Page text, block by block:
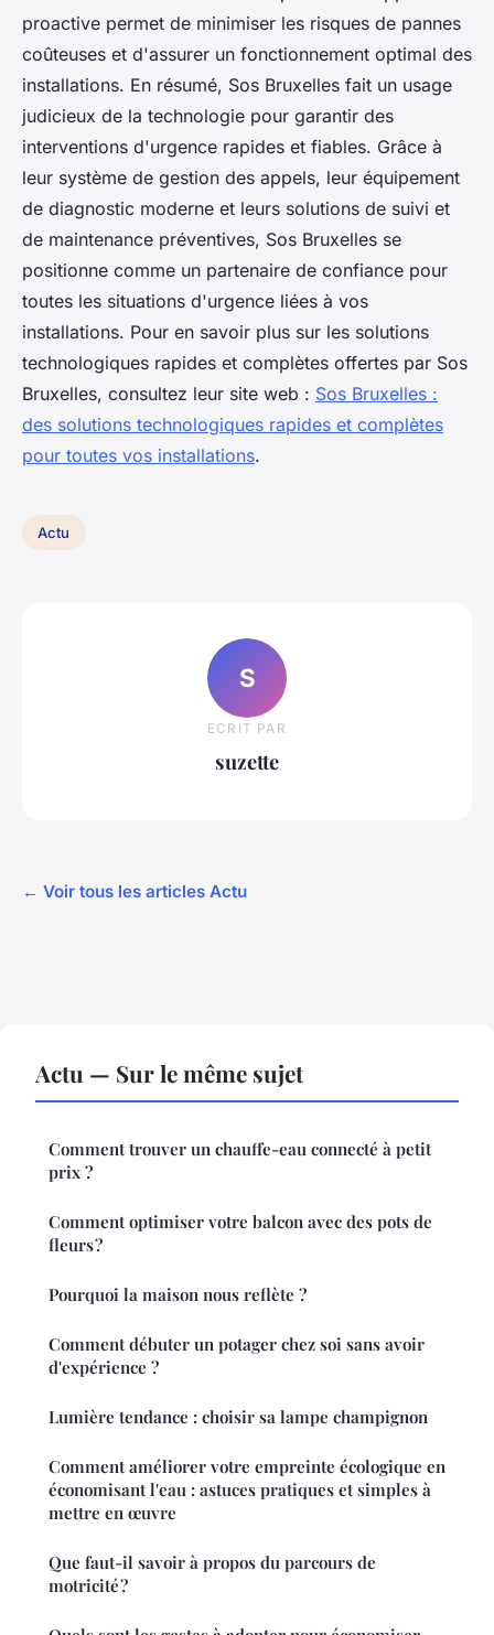
proactive permet de minimiser les risques de pannes
coûteuses et d'assurer un fonctionnement optimal des
installations. En résumé, Sos Bruxelles fait un usage
judicieux de la technologie pour garantir des
interventions d'urgence rapides et fiables. Grâce à
leur système de gestion des appels, leur équipement
de diagnostic moderne et leurs solutions de suivi et
de maintenance préventives, Sos Bruxelles se
positionne comme un partenaire de confiance pour
toutes les situations d'urgence liées à vos
installations. Pour en savoir plus sur les solutions
technologiques rapides et complètes offertes par Sos
Bruxelles, consultez leur site web : Sos Bruxelles :
des solutions technologiques rapides et complètes
pour toutes vos installations.
Actu
S
ECRIT PAR
suzette
← Voir tous les articles Actu
Actu — Sur le même sujet
Comment trouver un chauffe-eau connecté à petit
prix ?
Comment optimiser votre balcon avec des pots de
fleurs ?
Pourquoi la maison nous reflète ?
Comment débuter un potager chez soi sans avoir
d'expérience ?
Lumière tendance : choisir sa lampe champignon
Comment améliorer votre empreinte écologique en
économisant l'eau : astuces pratiques et simples à
mettre en œuvre
Que faut-il savoir à propos du parcours de
motricité ?